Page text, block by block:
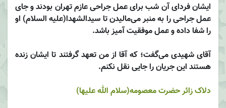
ایشان فردای آن شب برای عمل جراحی عازم تهران بودند و جای
عمل جراحی را به منبر می‌مالیدن تا سیدا‌لشهدا‌(علیه السلام) او
را شفا داده و عمل موفقیت آمیز باشد.
آقای شهیدی می‌گفت؛ که آقا از من تعهد گرفتند تا ایشان زنده
هستند این جریان را جایی نقل نکنم.
دلاک زائر حضرت معصومه(سلام الله علیها)